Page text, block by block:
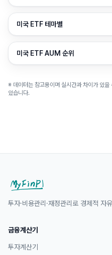
미국 ETF 테마별
미국 ETF AUM 순위
※ 데이터는 참고용이며 실시간과 차이가 있
있습니다.
투자·비용관리·재정관리로 경제적 자
금융계산기
투자계산기